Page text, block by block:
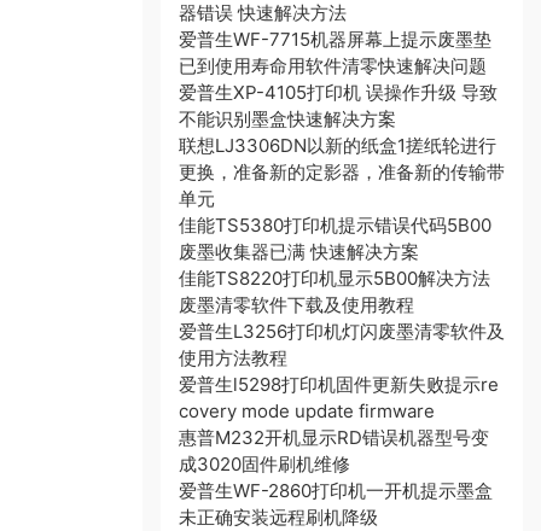
器错误 快速解决方法
爱普生WF-7715机器屏幕上提示废墨垫
已到使用寿命用软件清零快速解决问题
爱普生XP-4105打印机 误操作升级 导致
不能识别墨盒快速解决方案
联想LJ3306DN以新的纸盒1搓纸轮进行
更换，准备新的定影器，准备新的传输带
单元
佳能TS5380打印机提示错误代码5B00
废墨收集器已满 快速解决方案
佳能TS8220打印机显示5B00解决方法
废墨清零软件下载及使用教程
爱普生L3256打印机灯闪废墨清零软件及
使用方法教程
爱普生l5298打印机固件更新失败提示re
covery mode update firmware
惠普M232开机显示RD错误机器型号变
成3020固件刷机维修
爱普生WF-2860打印机一开机提示墨盒
未正确安装远程刷机降级